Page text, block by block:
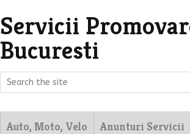
Servicii
Bucuresti
Auto, Moto, Velo Anunturi Servicii